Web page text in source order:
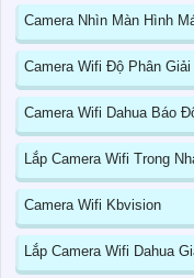
Camera Nhìn Màn Hình
Camera Wifi Độ Phân Giải
Camera Wifi Dahua Báo
Lắp Camera Wifi Trong
Camera Wifi Kbvision
Lắp Camera Wifi Dahua